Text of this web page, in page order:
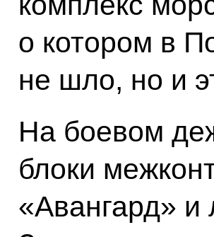
о котором в
не шло, но и
На боевом
блоки
«Авангард»